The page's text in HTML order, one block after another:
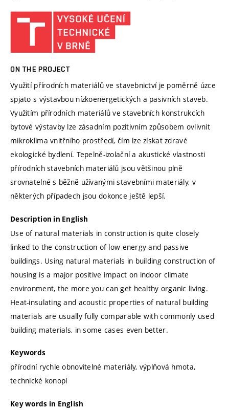
ON THE PROJECT
Využití přírodních materiálů ve stavebnictví je poměrně úzce
spjato s výstavbou nízkoenergetických a pasivních staveb.
Využitím přírodních materiálů ve stavebních konstrukcích
bytové výstavby lze zásadním pozitivním způsobem ovlivnit
mikroklima vnitřního prostředí, čím lze získat zdravé
ekologické bydlení. Tepelně-izolační a akustické vlastnosti
přírodních stavebních materiálů jsou většinou plně
srovnatelné s běžně užívanými stavebními materiály, v
některých případech jsou dokonce ještě lepší.
Description in English
Use of natural materials in construction is quite closely
linked to the construction of low-energy and passive
buildings. Using natural materials in building construction of
housing is a major positive impact on indoor climate
environment, the more you can get healthy organic living.
Heat-insulating and acoustic properties of natural building
materials are usually fully comparable with commonly used
building materials, in some cases even better.
Keywords
přírodní rychle obnovitelné materiály, výplňová hmota,
technické konopí
Key words in English